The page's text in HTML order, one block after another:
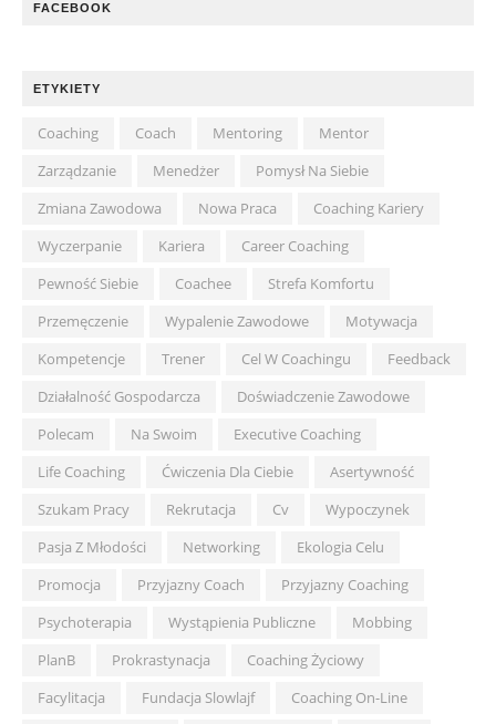
FACEBOOK
ETYKIETY
Coaching Coach Mentoring
Mentor
Zarządzanie
Menedżer
Pomysł Na Siebie
Zmiana Zawodowa
Nowa Praca
Coaching Kariery
Wyczerpanie
Kariera
Career Coaching
Pewność Siebie
Coachee
Strefa Komfortu
Przemęczenie
Wypalenie Zawodowe
Motywacja
Kompetencje
Trener Cel W Coachingu
Feedback
Działalność Gospodarcza
Doświadczenie Zawodowe
Polecam
Na Swoim
Executive Coaching
Life Coaching
Ćwiczenia Dla Ciebie
Asertywność
Szukam Pracy
Rekrutacja Cv
Wypoczynek
Pasja Z Młodości
Networking
Ekologia Celu
Promocja
Przyjazny Coach
Przyjazny Coaching
Psychoterapia
Wystąpienia Publiczne
Mobbing
PlanB
Prokrastynacja
Coaching Życiowy
Facylitacja
Fundacja Slowlajf
Coaching On-Line